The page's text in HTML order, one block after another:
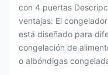
con 4 puertas
ventajas: El
está diseñado para
congelación de
o albóndigas